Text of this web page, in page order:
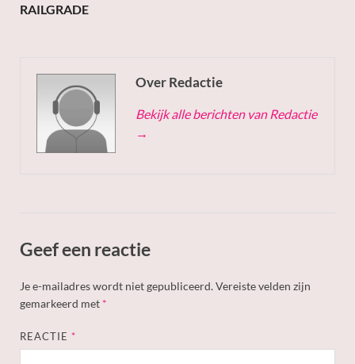
RAILGRADE
Over Redactie
Bekijk alle berichten van Redactie
→
Geef een reactie
Je e-mailadres wordt niet gepubliceerd.Vereiste velden zijn
gemarkeerd met *
REACTIE*